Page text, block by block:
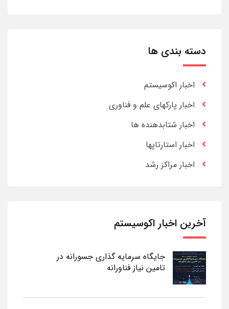
دسته بندی ها
اخبار اکوسیستم
اخبار پارکهای علم و فناوری
اخبار شتابدهنده ها
اخبار استارتاپها
اخبار مراکز رشد
آخرین اخبار اکوسیستم
جایگاه سرمایه گذاری جسورانه در
تامین نیاز فناورانه